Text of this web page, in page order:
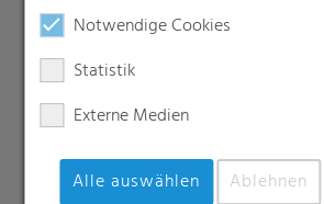
Notwendige Cookies
Statistik
Externe Medien
Alle auswählen Ablehnen
Dachunterspannbahnen
Industriefolien, Säcke, Sackverpackungen
Liners
MDO Folien
Multipack-Schrumpffolien
Papierähnliche Folien